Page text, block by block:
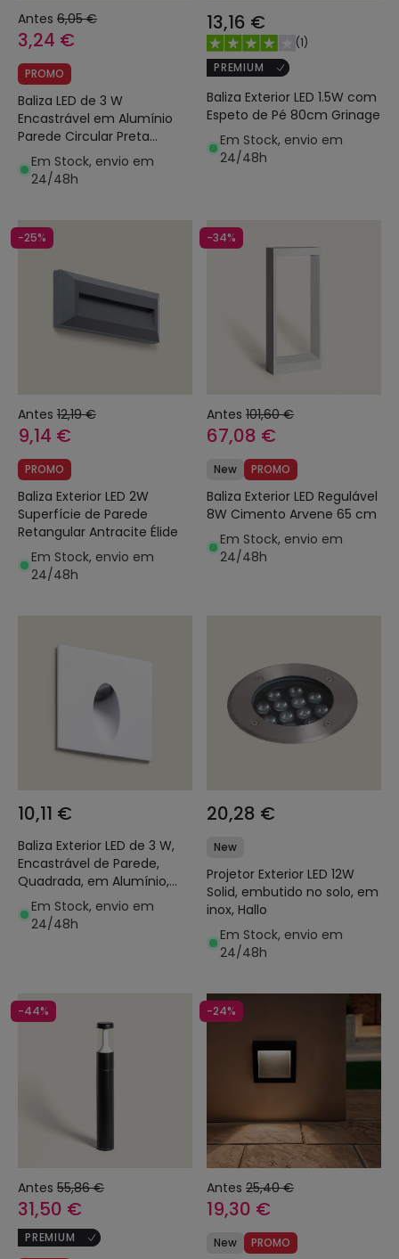
Antes 6,05 €
3,24 €
PROMO
Baliza LED de 3 W
Encastrável em Alumínio
Parede Circular Preta
Occulare
Em Stock, envio em
24/48h
13,16 €
(1)
PREMIUM
Baliza Exterior LED 1.5W com
Espeto de Pé 80cm Grinage
Em Stock, envio em
24/48h
-25%
Antes 12,19 €
9,14 €
PROMO
Baliza Exterior LED 2W
Superfície de Parede
Retangular Antracite Élide
Em Stock, envio em
24/48h
-34%
Antes 101,60 €
67,08 €
New PROMO
Baliza Exterior LED Regulável
8W Cimento Arvene 65 cm
Em Stock, envio em
24/48h
10,11 €
Baliza Exterior LED de 3 W,
Encastrável de Parede,
Quadrada, em Alumínio,
Adam
Em Stock, envio em
24/48h
20,28 €
New
Projetor Exterior LED 12W
Solid, embutido no solo, em
inox, Hallo
Em Stock, envio em
24/48h
-44%
Antes 55,86 €
31,50 €
PREMIUM
-24%
Antes 25,40 €
19,30 €
New PROMO